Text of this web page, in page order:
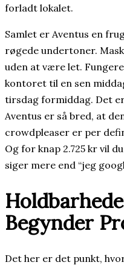
forladt lokalet.
Samlet er Aventus en
røgede undertoner.
uden at være let.
kontoret til en sen
tirsdag formiddag. Det
Aventus er så bred, at
crowdpleaser er per
Og for knap 2.725 kr vil
siger mere end “jeg
Begynder
Det her er det punkt,